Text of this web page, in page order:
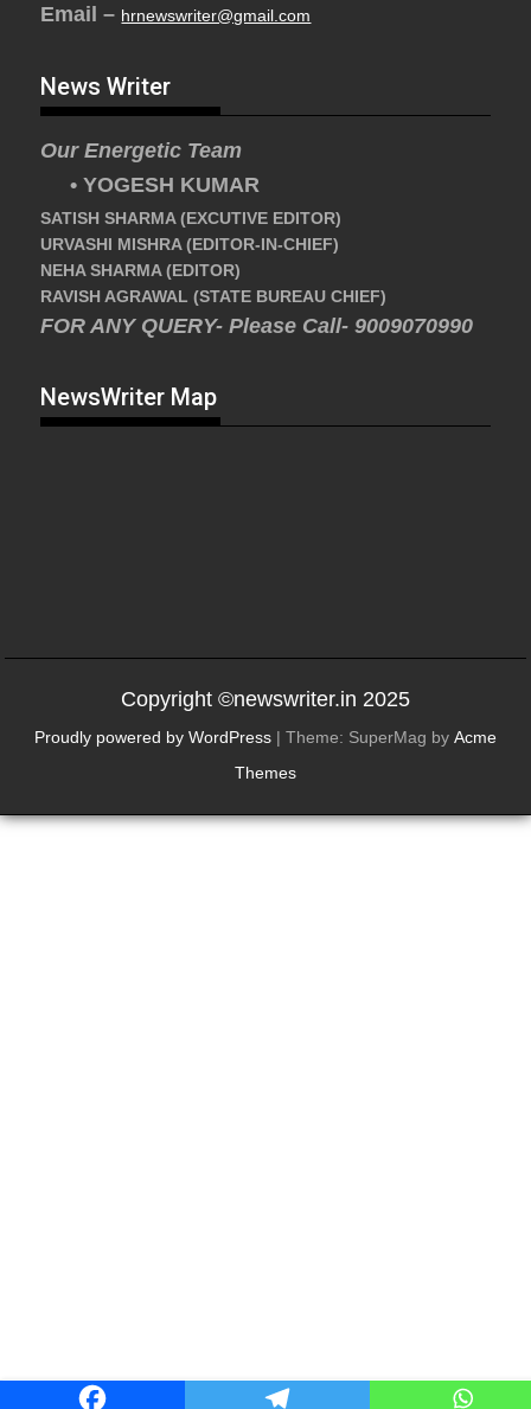
Email – hrnewswriter@gmail.com
News Writer
Our Energetic Team
• YOGESH KUMAR
SATISH SHARMA (EXCUTIVE EDITOR)
URVASHI MISHRA (EDITOR-IN-CHIEF)
NEHA SHARMA (EDITOR)
RAVISH AGRAWAL (STATE BUREAU CHIEF)
FOR ANY QUERY- Please Call- 9009070990
NewsWriter Map
Copyright ©newswriter.in 2025
Proudly powered by WordPress | Theme: SuperMag by Acme
Themes